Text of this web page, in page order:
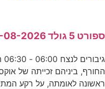
ספורט 5 גולד 07-08-2026
החורף, ביניהם זכייתה של
ראשונה לאומתה, על רקע